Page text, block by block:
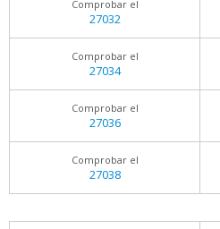
Comprobar el
27032
Comprobar el
27034
Comprobar el
27036
Comprobar el
27038